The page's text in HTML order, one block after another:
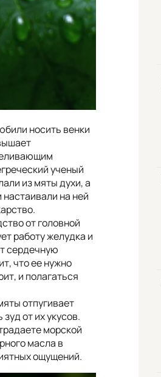
носить венки
ученый
из мяты духи, а
на ней
от головной
работу желудка и
сердечную
что ее нужно
и полагаться
отпугивает
от их укусов.
морской
масла в
ощущений.